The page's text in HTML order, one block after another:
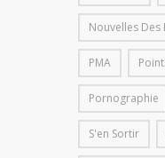
Nouvelles Des
PMA
Pornographie
S'en Sortir